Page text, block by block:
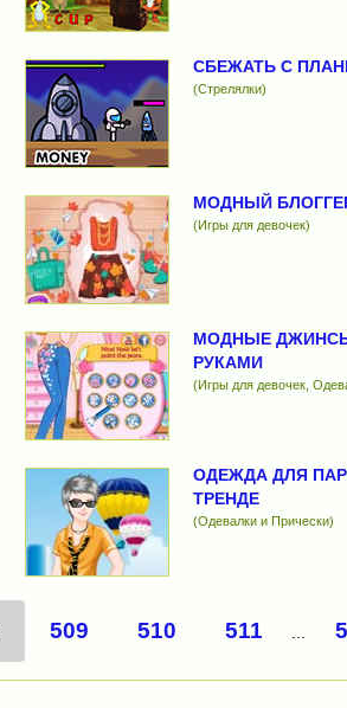
СБЕЖАТЬ С
(Стрелялки)
МОДНЫЙ
(Игры для девочек)
МОДНЫЕ
РУКАМИ
(Игры для девочек,
ОДЕЖДА ДЛЯ
ТРЕНДЕ
(Одевалки и Прически)
509 510 511